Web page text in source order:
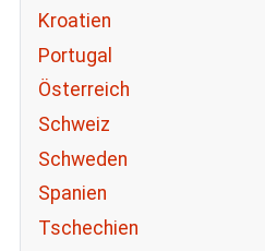
Kroatien
Portugal
Österreich
Schweiz
Schweden
Spanien
Tschechien